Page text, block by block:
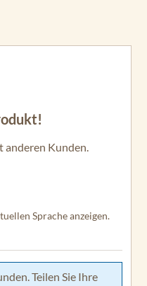
0 von 5 Sternen
anderen Kunden.
Sprache anzeigen.
Teilen Sie Ihre